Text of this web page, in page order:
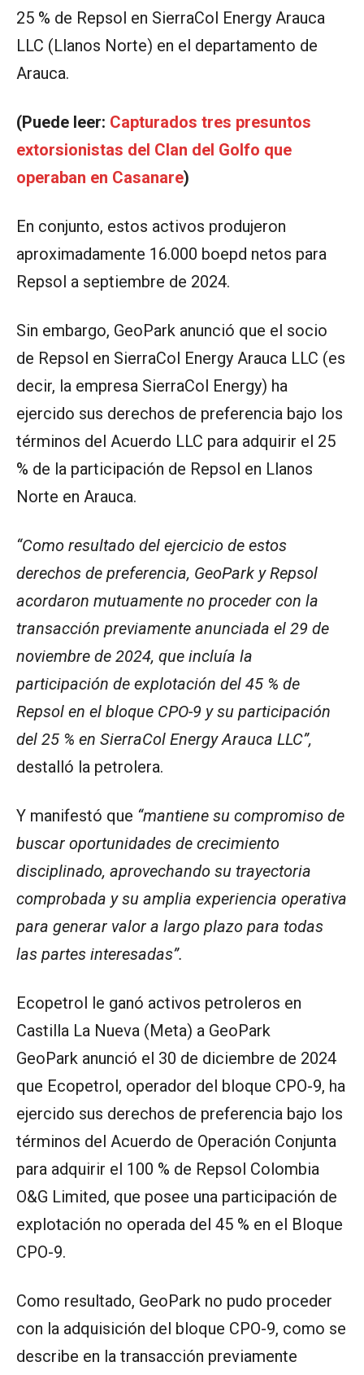
25 % de Repsol en SierraCol Energy Arauca
LLC (Llanos Norte) en el departamento de
Arauca.
(Puede leer: Capturados tres presuntos
extorsionistas del Clan del Golfo que
operaban en Casanare)
En conjunto, estos activos produjeron
aproximadamente 16.000 boepd netos para
Repsol a septiembre de 2024.
Sin embargo, GeoPark anunció que el socio
de Repsol en SierraCol Energy Arauca LLC (es
decir, la empresa SierraCol Energy) ha
ejercido sus derechos de preferencia bajo los
términos del Acuerdo LLC para adquirir el 25
% de la participación de Repsol en Llanos
Norte en Arauca.
“Como resultado del ejercicio de estos
derechos de preferencia, GeoPark y Repsol
acordaron mutuamente no proceder con la
transacción previamente anunciada el 29 de
noviembre de 2024, que incluía la
participación de explotación del 45 % de
Repsol en el bloque CPO-9 y su participación
del 25 % en SierraCol Energy Arauca LLC”,
destalló la petrolera.
Y manifestó que “mantiene su compromiso de
buscar oportunidades de crecimiento
disciplinado, aprovechando su trayectoria
comprobada y su amplia experiencia operativa
para generar valor a largo plazo para todas
las partes interesadas”.
Ecopetrol le ganó activos petroleros en
Castilla La Nueva (Meta) a GeoPark
GeoPark anunció el 30 de diciembre de 2024
que Ecopetrol, operador del bloque CPO-9, ha
ejercido sus derechos de preferencia bajo los
términos del Acuerdo de Operación Conjunta
para adquirir el 100 % de Repsol Colombia
O&G Limited, que posee una participación de
explotación no operada del 45 % en el Bloque
CPO-9.
Como resultado, GeoPark no pudo proceder
con la adquisición del bloque CPO-9, como se
describe en la transacción previamente